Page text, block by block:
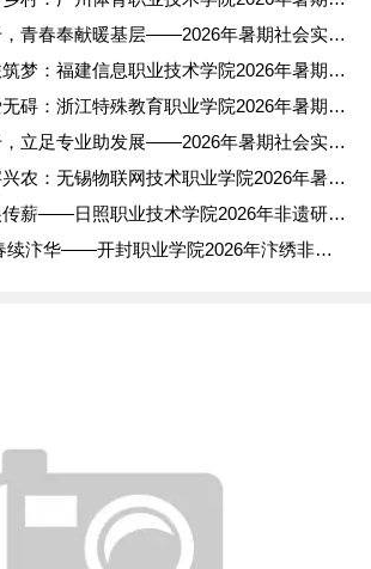
笃行实践长才干，青春奉献暖基层——2026年暑期社会实践报告
海丝寻踪，文旅筑梦：福建信息职业技术学院2026年暑期社会实
手语传情，有爱无碍：浙江特殊教育职业学院2026年暑期社会实
投身实践长才干，立足专业助发展——2026年暑期社会实践报告
物联田园，数字兴农：无锡物联网技术职业学院2026年暑期社会
锡镶流光，指尖传薪——日照职业技术学院2026年非遗研学实践
一针绣古韵 青春续汴华——开封职业学院2026年汴绣非遗传承